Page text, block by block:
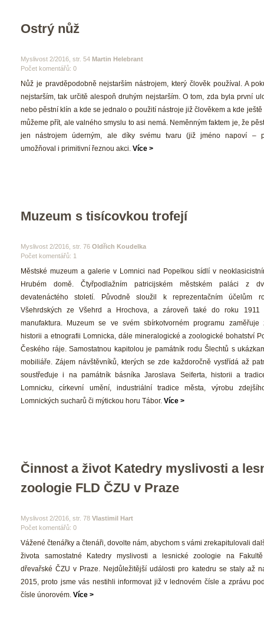
Ostrý nůž
Myslivost 2/2016, str. 54 Martin Helebrant
Počet komentářů: 0
Nůž je pravděpodobně nejstarším nástrojem, který člověk používal. A
nejstarším, tak určitě alespoň druhým nejstarším. O tom, zda byla první
nebo pěstní klín a kde se jednalo o použití nástroje již člověkem a kde
můžeme přít, ale valného smyslu to asi nemá. Neměnným faktem je, že
jen nástrojem úderným, ale díky svému tvaru (již jméno napoví –
umožňoval i primitivní řeznou akci. Více >
Muzeum s tisícovkou trofejí
Myslivost 2/2016, str. 76 Oldřich Koudelka
Počet komentářů: 1
Městské muzeum a galerie v Lomnici nad Popelkou sídlí v
Hrubém domě. Čtyřpodlažním patricijském městském paláci z
devatenáctého století. Původně sloužil k reprezentačním účelům
Všehrdských ze Všehrd a Hrochova, a zároveň také do roku 1911
manufaktura. Muzeum se ve svém sbírkotvorném programu zaměřuje
historii a etnografii Lomnicka, dále mineralogické a zoologické bohatství
Českého ráje. Samostatnou kapitolou je památník rodu Šlechtů s
mobiliáře. Zájem návštěvníků, kterých se zde každoročně vystřídá až
oustřeďuje i na památník básníka Jaroslava Seiferta, historii a
Lomnicku, církevní umění, industriální tradice města, výrobu
Lomnických sucharů či mýtickou horu Tábor. Více >
Činnost a život Katedry myslivosti a
zoologie FLD ČZU v Praze
Myslivost 2/2016, str. 78 Vlastimil Hart
Počet komentářů: 0
Vážené čtenářky a čtenáři, dovolte nám, abychom s vámi zrekapitulovali
života samostatné Katedry myslivosti a lesnické zoologie na
dřevařské ČZU v Praze. Nejdůležitější události pro katedru se staly až
2015, proto jsme vás nestihli informovat již v lednovém čísle a zprávu
čísle únorovém. Více >